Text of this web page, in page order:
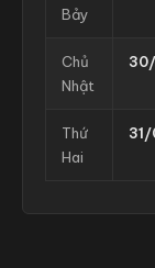
Bảy
Chủ
Nhật
Thứ
Hai